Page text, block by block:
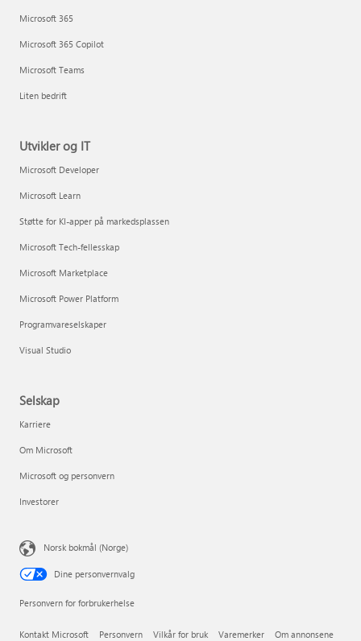
Microsoft 365
Microsoft 365 Copilot
Microsoft Teams
Liten bedrift
Utvikler og IT
Microsoft Developer
Microsoft Learn
Støtte for KI-apper på markedsplassen
Microsoft Tech-fellesskap
Microsoft Marketplace
Microsoft Power Platform
Programvareselskaper
Visual Studio
Selskap
Karriere
Om Microsoft
Microsoft og personvern
Investorer
Norsk bokmål (Norge)
Dine personvernvalg
Personvern for forbrukerhelse
Kontakt Microsoft Personvern Vilkår for bruk Varemerker Om annonsene